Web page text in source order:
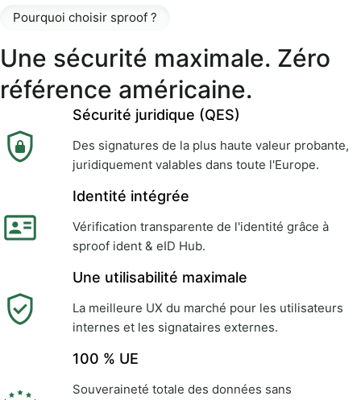
Une sécurité maximale. Zéro
référence américaine.
Pourquoi choisir sproof ?
Sécurité juridique (QES)
Des signatures de la plus haute valeur probante,
juridiquement valables dans toute l'Europe.
Identité intégrée
Vérification transparente de l'identité grâce à
sproof ident & eID Hub.
Une utilisabilité maximale
La meilleure UX du marché pour les utilisateurs
internes et les signataires externes.
100 % UE
Souveraineté totale des données sans